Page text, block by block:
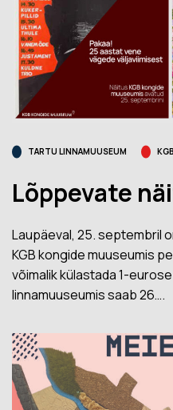
TARTU LINNAMUUSEUM
Lõppevate
Laupäeval, 25. septembril
KGB kongide muuseumis
võimalik külastada 1-
linnamuuseumis saab 26….